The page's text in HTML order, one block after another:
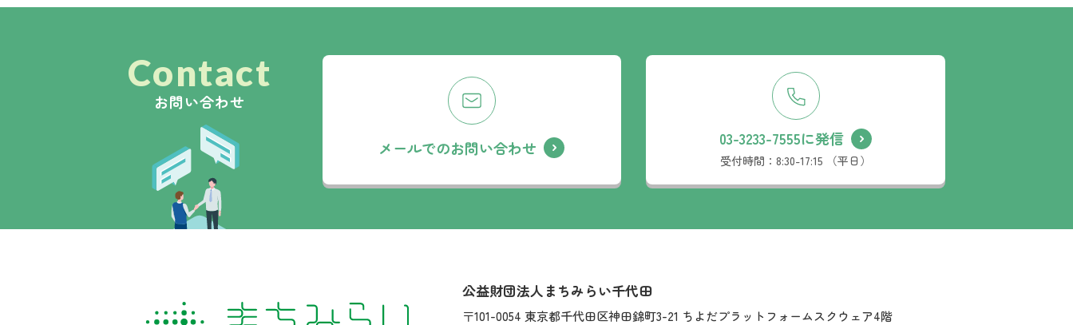
Contact
お問い合わせ
メールでのお問い合わせ 03-3233-7555に発信
受付時間：8:30-17:15 （平日）
社名：
公益財団法人まちみらい千代田
住所：
〒101-0054 東京都千代田区神田錦町3-21 ちよだプラットフォームスクウェア4階